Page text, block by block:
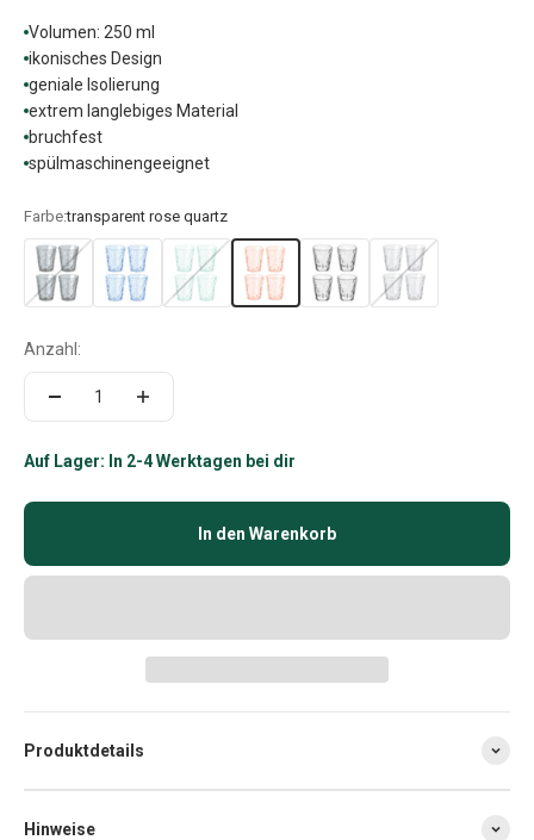
Volumen: 250 ml
ikonisches Design
geniale Isolierung
extrem langlebiges Material
bruchfest
spülmaschinengeeignet
Farbe:transparent rose quartz
Anzahl:
Auf Lager: In 2-4 Werktagen bei dir
In den Warenkorb
Produktdetails
Hinweise